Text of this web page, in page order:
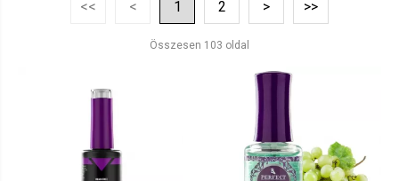
<< < 1 2 > >>
Összesen 103 oldal